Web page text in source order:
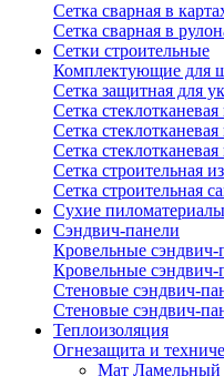
Сетка сварная в
Сетка сварная в
Сетки строительные
Комплектующие для
Сетка защитная для
Сетка
Сетка
Сетка
Сетка строительная
Сетка строительная
Сухие пиломатериалы
Сэндвич-панели
Кровельные сэндвич-
Кровельные
Стеновые сэндвич-
Стеновые сэндвич-
Теплоизоляция
Огнезащита и
Мат Ламельный